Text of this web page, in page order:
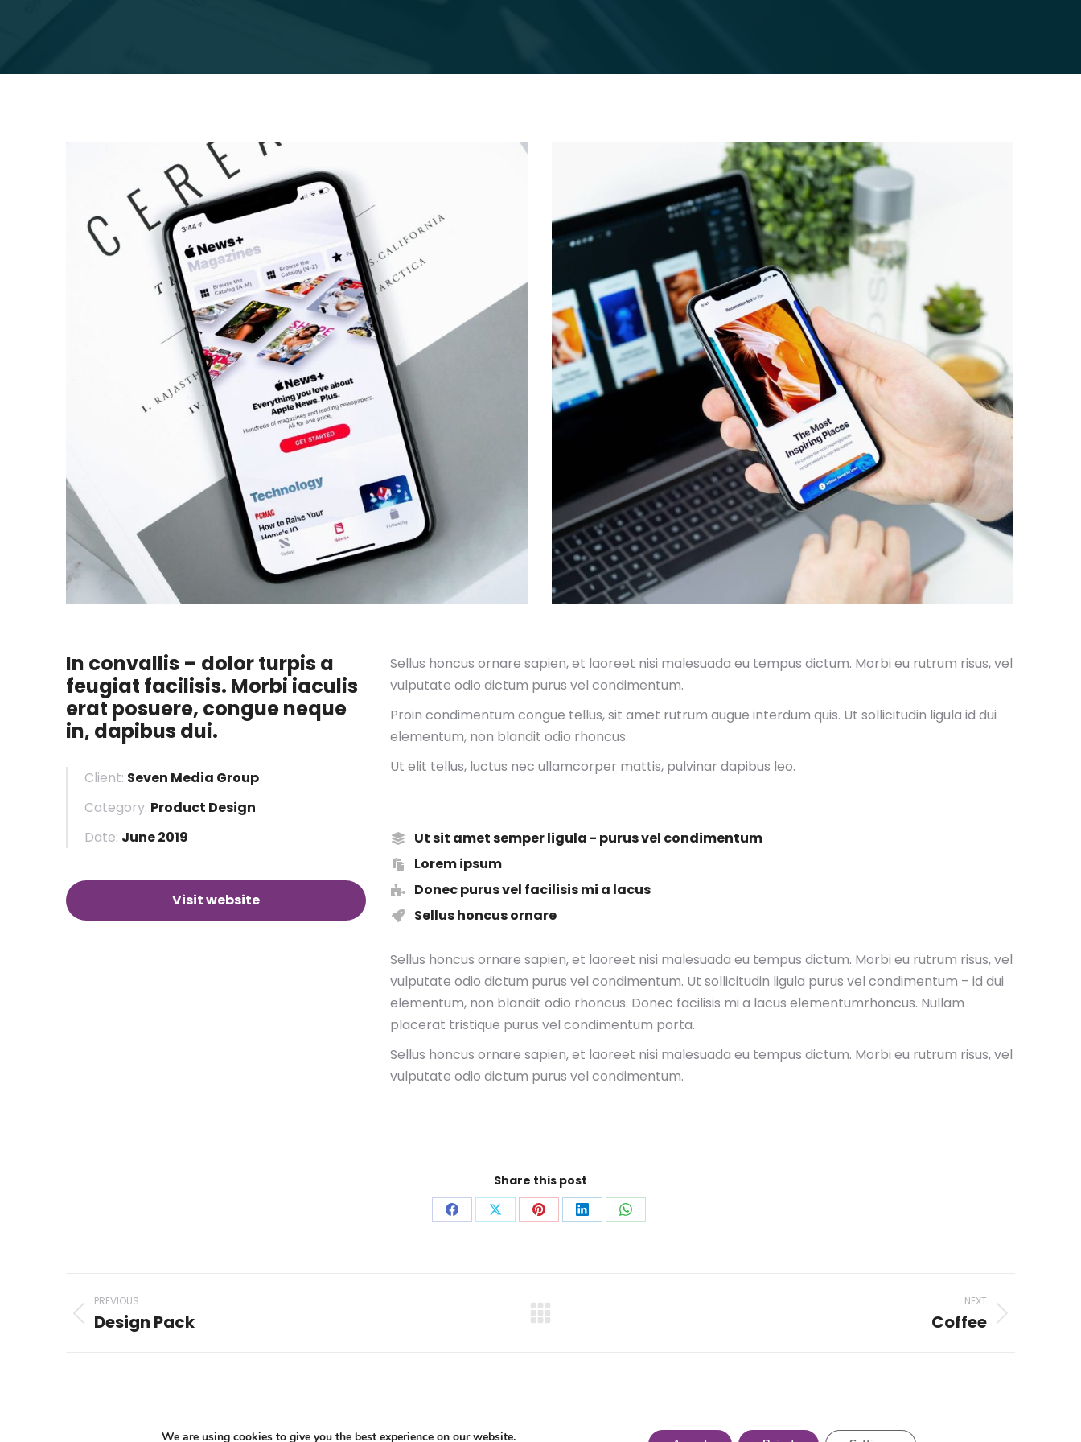
In convallis – dolor turpis a
feugiat facilisis. Morbi iaculis
erat posuere, congue neque
in, dapibus dui.
Client: Seven Media Group
Category: Product Design
Date: June 2019
Visit website
Sellus honcus ornare sapien, et laoreet nisi malesuada eu tempus dictum. Morbi eu rutrum risus, vel
vulputate odio dictum purus vel condimentum.
Proin condimentum congue tellus, sit amet rutrum augue interdum quis. Ut sollicitudin ligula id dui
elementum, non blandit odio rhoncus.
Ut elit tellus, luctus nec ullamcorper mattis, pulvinar dapibus leo.
Ut sit amet semper ligula - purus vel condimentum
Lorem ipsum
Donec purus vel facilisis mi a lacus
Sellus honcus ornare
Sellus honcus ornare sapien, et laoreet nisi malesuada eu tempus dictum. Morbi eu rutrum risus, vel
vulputate odio dictum purus vel condimentum. Ut sollicitudin ligula purus vel condimentum – id dui
elementum, non blandit odio rhoncus. Donec facilisis mi a lacus elementumrhoncus. Nullam
placerat tristique purus vel condimentum porta.
Sellus honcus ornare sapien, et laoreet nisi malesuada eu tempus dictum. Morbi eu rutrum risus, vel
vulputate odio dictum purus vel condimentum.
Share this post
Share Share Share Share Share
Project
navigation
PREVIOUS
Previous
Design Pack
NEXT
Coffee
We are using cookies to give you the best experience on our website.